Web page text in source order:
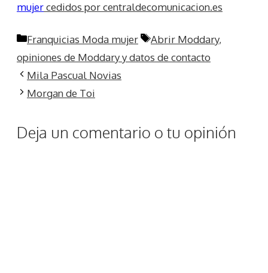
mujercedidos por centraldecomunicacion.es
Categorías
Franquicias Moda mujer Etiquetas
Abrir Moddary,
opiniones de Moddary y datos de contacto
Mila Pascual Novias
Morgan de Toi
Deja un comentario o tu opinión